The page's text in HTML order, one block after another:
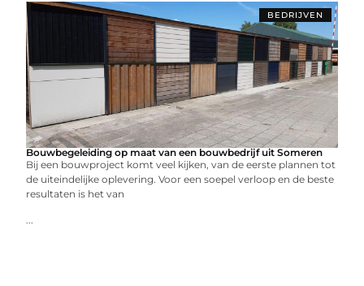
BEDRIJVEN
Bouwbegeleiding op maat van een bouwbedrijf uit Someren
Bij een bouwproject komt veel kijken, van de eerste plannen tot
de uiteindelijke oplevering. Voor een soepel verloop en de beste
resultaten is het van
...